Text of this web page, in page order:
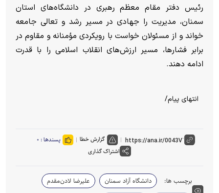
رئیس دفتر مقام معظم رهبری در دانشگاه‌های استان
سمنان، مدیریت را جهادی در مسیر رشد و تعالی جامعه
خواند و از مسئولان خواست با رویکردی مؤمنانه و مقاوم در
برابر فشارها، مسیر ارزش‌های انقلاب اسلامی را با قدرت
ادامه دهند.
انتهای پیام/
گزارش خطا پسندها : ۰
اشتراک گذاری
برچسب ها: دانشگاه آزاد سمنان
علیرضا لادن‌مقدم